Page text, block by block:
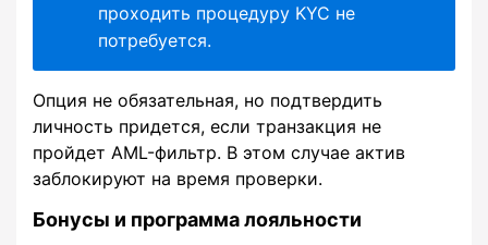
проходить процедуру KYC не
потребуется.
Опция не обязательная, но подтвердить
личность придется, если транзакция не
пройдет AML-фильтр. В этом случае актив
заблокируют на время проверки.
Бонусы и программа лояльности